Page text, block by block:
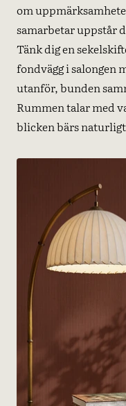
om
samarbetar uppstår
Tänk dig en
fondvägg i salongen
utanför, bunden
Rummen talar med
blicken bärs